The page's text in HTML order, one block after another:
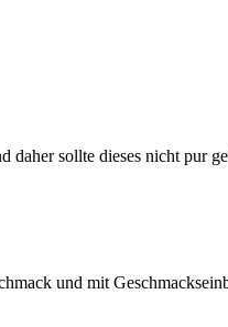
sollte dieses nicht pur
und mit